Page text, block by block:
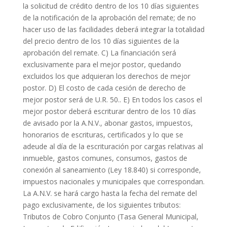
la solicitud de crédito dentro de los 10 días siguientes
de la notificación de la aprobación del remate; de no
hacer uso de las facilidades deberá integrar la totalidad
del precio dentro de los 10 días siguientes de la
aprobación del remate. C) La financiación será
exclusivamente para el mejor postor, quedando
excluidos los que adquieran los derechos de mejor
postor. D) El costo de cada cesión de derecho de
mejor postor será de U.R. 50.. E) En todos los casos el
mejor postor deberá escriturar dentro de los 10 días
de avisado por la A.N.V., abonar gastos, impuestos,
honorarios de escrituras, certificados y lo que se
adeude al día de la escrituración por cargas relativas al
inmueble, gastos comunes, consumos, gastos de
conexión al saneamiento (Ley 18.840) si corresponde,
impuestos nacionales y municipales que correspondan.
La A.N.V. se hará cargo hasta la fecha del remate del
pago exclusivamente, de los siguientes tributos:
Tributos de Cobro Conjunto (Tasa General Municipal,